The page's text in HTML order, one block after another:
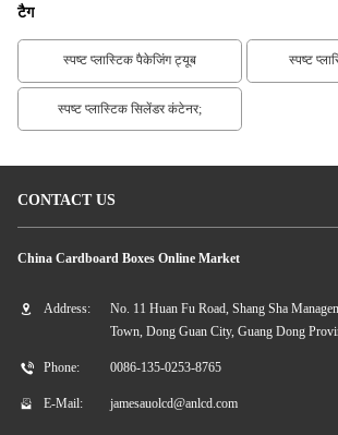
टैग
स्पष्ट प्लास्टिक पैकेजिंग ट्यूब स्पष्ट
स्पष्ट प्लास्टिक सिलेंडर कंटेनर;
CONTACT US
China Cardboard Boxes Online Market
Address:
No. 11 Huan Fu Road, Shang Sha
Town, Dong Guan City, Guang Dong
Phone: 0086-135-0253-8765
E-Mail: jamesauolcd@anlcd.com